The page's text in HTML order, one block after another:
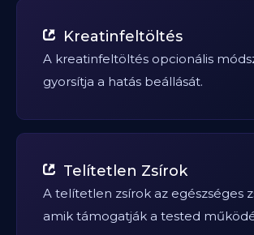
Kreatinfeltöltés
A kreatinfeltöltés opcionális
gyorsítja a hatás beállását.
Telítetlen Zsírok
A telítetlen zsírok az egészséges
amik támogatják a tested